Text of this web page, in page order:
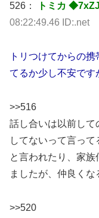
526： トミカ
08:22:49.46 ID:.net
トリつけてからの
てるか少し不安です
>>516
話し合いは以前して
してないって言って
と言われたり、家
ましたが、仲良くな
>>520